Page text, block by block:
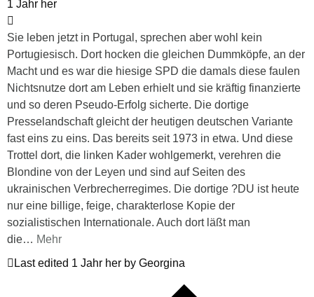
1 Jahr her
Sie leben jetzt in Portugal, sprechen aber wohl kein
Portugiesisch. Dort hocken die gleichen Dummköpfe, an der
Macht und es war die hiesige SPD die damals diese faulen
Nichtsnutze dort am Leben erhielt und sie kräftig finanzierte
und so deren Pseudo-Erfolg sicherte. Die dortige
Presselandschaft gleicht der heutigen deutschen Variante
fast eins zu eins. Das bereits seit 1973 in etwa. Und diese
Trottel dort, die linken Kader wohlgemerkt, verehren die
Blondine von der Leyen und sind auf Seiten des
ukrainischen Verbrecherregimes. Die dortige ?DU ist heute
nur eine billige, feige, charakterlose Kopie der
sozialistischen Internationale. Auch dort läßt man
die… Mehr
Last edited 1 Jahr her by Georgina